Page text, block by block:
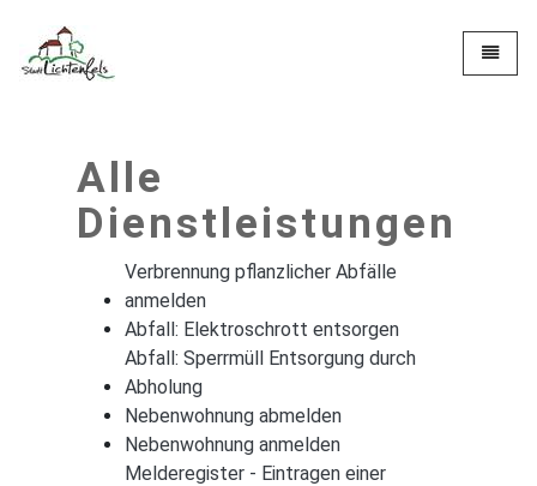
Alle
Dienstleistungen
Verbrennung pflanzlicher Abfälle
anmelden
Abfall: Elektroschrott entsorgen
Abfall: Sperrmüll Entsorgung durch
Abholung
Nebenwohnung abmelden
Nebenwohnung anmelden
Melderegister - Eintragen einer